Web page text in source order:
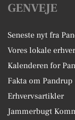
GENVEJE
Seneste nyt fra
Vores lokale
Kalenderen for
Fakta om Pandrup
Erhvervsartikler
Jammerbugt